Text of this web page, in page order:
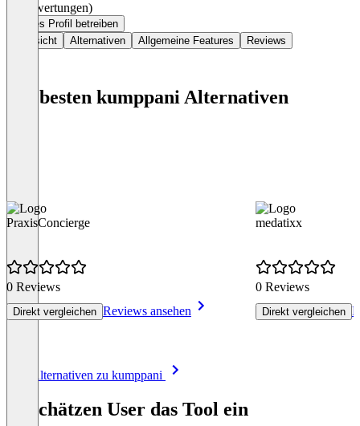
(0 Bewertungen)
Dieses Profil betreiben
Übersicht
Alternativen Allgemeine Features Reviews
Die besten kumppani Alternativen
PraxisConcierge
0 Reviews
Direkt vergleichen Reviews ansehen
medatixx
0 Reviews
Direkt vergleichen
Alle Alternativen zu kumppani
So schätzen User das Tool ein